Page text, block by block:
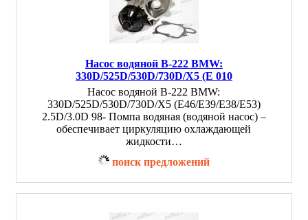
Насос водяной B-222 BMW:
330D/525D/530D/730D/X5 (E 010
Насос водяной B-222 BMW:
330D/525D/530D/730D/X5 (E46/E39/E38/E53)
2.5D/3.0D 98- Помпа водяная (водяной насос) –
обеспечивает циркуляцию охлаждающей
жидкости…
поиск предложений